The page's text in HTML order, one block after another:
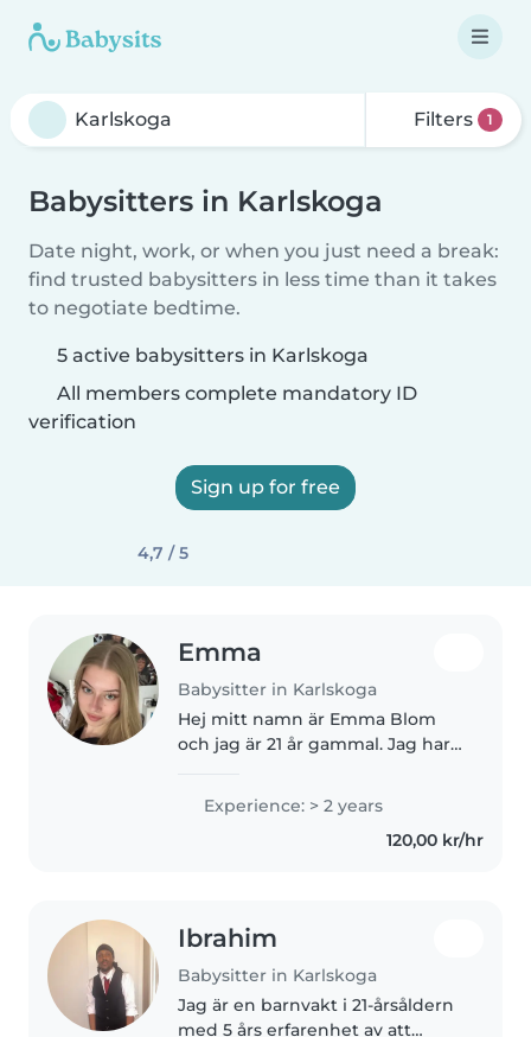
Filters 1
Babysitters in Karlskoga
Date night, work, or when you just need a break:
find trusted babysitters in less time than it takes
to negotiate bedtime.
5 active babysitters in Karlskoga
All members complete mandatory ID
verification
Sign up for free
4,7 / 5
Emma
Babysitter in Karlskoga
Hej mitt namn är Emma Blom
och jag är 21 år gammal. Jag har
springvikarie inom förskolan i
ungefär 1,5 år, efter det jobbade
jag 50% som fastanställd vikarie
Experience: > 2 years
120,00 kr/hr
Ibrahim
Babysitter in Karlskoga
Jag är en barnvakt i 21-årsåldern
med 5 års erfarenhet av att